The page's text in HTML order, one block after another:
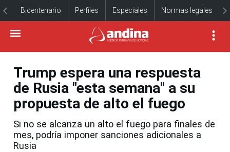
Bicentenario Perfiles Especiales Normas legales
Trump espera una respuesta
de Rusia "esta semana" a su
propuesta de alto el fuego
Si no se alcanza un alto el fuego para finales de
mes, podría imponer sanciones adicionales a
Rusia